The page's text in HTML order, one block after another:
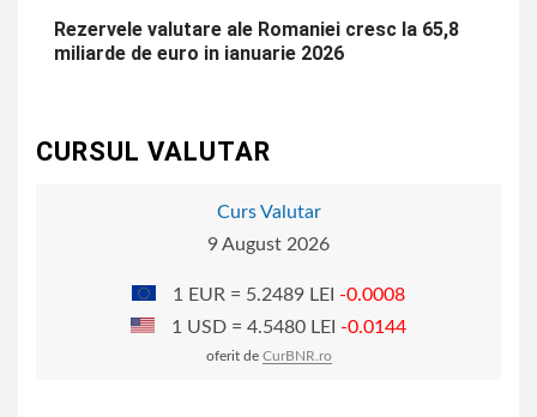
Rezervele valutare ale Romaniei cresc la 65,8
miliarde de euro in ianuarie 2026
CURSUL VALUTAR
Curs Valutar
9 August 2026
1 EUR = 5.2489 LEI -0.0008
1 USD = 4.5480 LEI -0.0144
oferit de CurBNR.ro